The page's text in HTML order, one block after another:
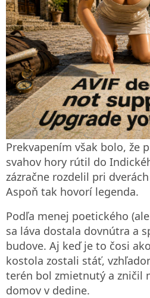
Prekvapením však bolo, že
svahov hory rútil do
zázračne rozdelil pri
Aspoň tak hovorí legenda.
Podľa menej poetického
sa láva dostala dovnútra a
budove. Aj keď je to čosi
kostola zostali stáť,
terén bol zmietnutý a zničil
domov v dedine.